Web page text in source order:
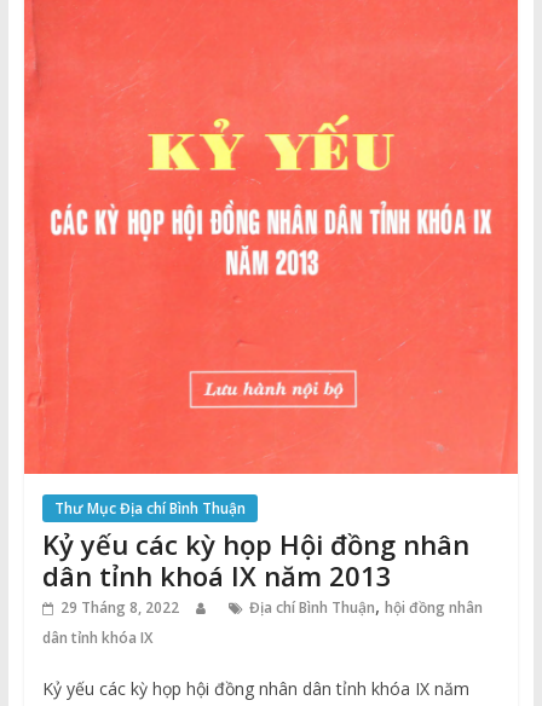
Thư Mục Địa chí Bình Thuận
Kỷ yếu các kỳ họp Hội đồng nhân
dân tỉnh khoá IX năm 2013
29 Tháng 8, 2022 Địa chí Bình Thuận, hội đồng nhân
dân tỉnh khóa IX
Kỷ yếu các kỳ họp hội đồng nhân dân tỉnh khóa IX năm